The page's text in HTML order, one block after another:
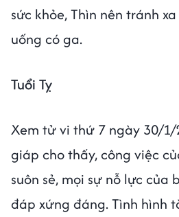
sức khỏe, Thìn nên tránh
uống có ga.
Tuổi Tỵ
Xem tử vi thứ 7 ngày 30/1/
giáp cho thấy, công việc
suôn sẻ, mọi sự nỗ lực của
đáp xứng đáng. Tình hình